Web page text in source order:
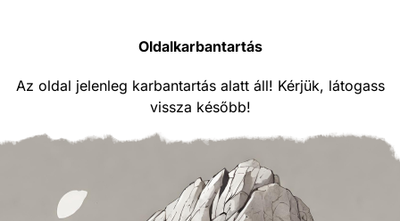
Oldalkarbantartás
Az oldal jelenleg karbantartás alatt áll! Kérjük, látogass
vissza később!